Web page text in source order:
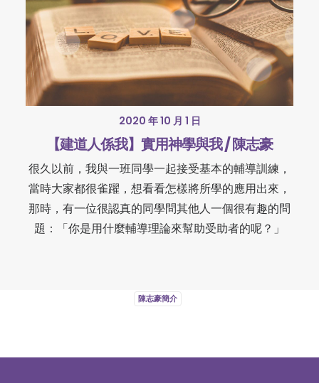
2020 年 10 月 1 日
【建道人係我】實用神學與我 / 陳志豪
很久以前，我與一班同學一起接受基本的輔導訓練，
當時大家都很雀躍，想看看怎樣將所學的應用出來，
那時，有一位很認真的同學問其他人一個很有趣的問
題：「你是用什麼輔導理論來幫助受助者的呢？」
陳志豪簡介